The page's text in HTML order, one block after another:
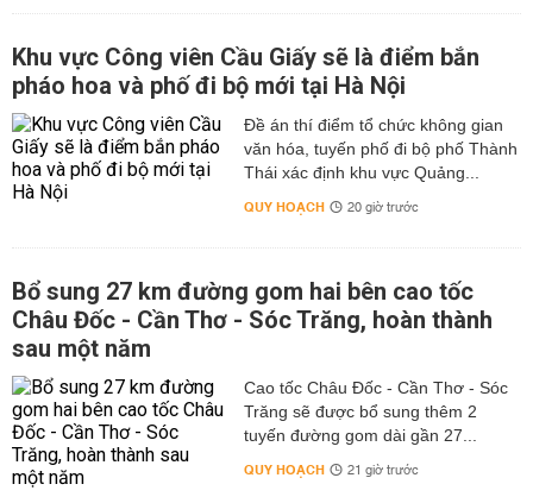
Khu vực Công viên Cầu Giấy sẽ là điểm bắn
pháo hoa và phố đi bộ mới tại Hà Nội
Đề án thí điểm tổ chức không gian
văn hóa, tuyến phố đi bộ phố Thành
Thái xác định khu vực Quảng...
QUY HOẠCH 20 giờ trước
Bổ sung 27 km đường gom hai bên cao tốc
Châu Đốc - Cần Thơ - Sóc Trăng, hoàn thành
sau một năm
Cao tốc Châu Đốc - Cần Thơ - Sóc
Trăng sẽ được bổ sung thêm 2
tuyến đường gom dài gần 27...
QUY HOẠCH 21 giờ trước